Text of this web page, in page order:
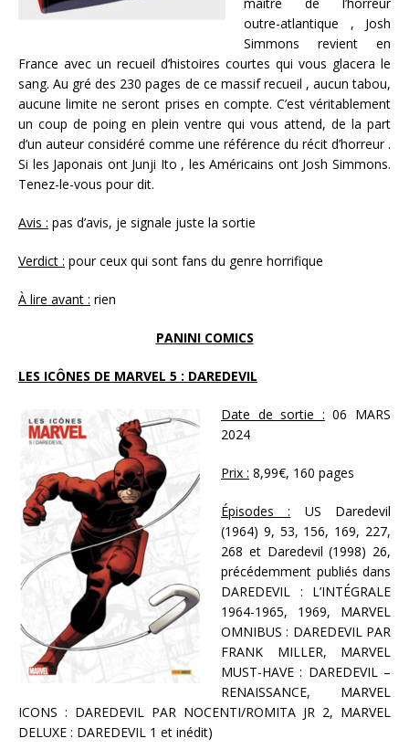
outre-atlantique , Josh
Simmons revient en
France avec un recueil d’histoires courtes qui vous glacera le
sang. Au gré des 230 pages de ce massif recueil , aucun tabou,
aucune limite ne seront prises en compte. C’est véritablement
un coup de poing en plein ventre qui vous attend, de la part
d’un auteur considéré comme une référence du récit d’horreur .
Si les Japonais ont Junji Ito , les Américains ont Josh Simmons.
Tenez-le-vous pour dit.
Avis : pas d’avis, je signale juste la sortie
Verdict : pour ceux qui sont fans du genre horrifique
À lire avant : rien
PANINI COMICS
LES ICÔNES DE MARVEL 5 : DAREDEVIL
Date de sortie : 06 MARS
2024
Prix : 8,99€, 160 pages
Épisodes : US Daredevil
(1964) 9, 53, 156, 169, 227,
268 et Daredevil (1998) 26,
précédemment publiés dans
DAREDEVIL : L’INTÉGRALE
1964-1965, 1969, MARVEL
OMNIBUS : DAREDEVIL PAR
FRANK MILLER, MARVEL
MUST-HAVE : DAREDEVIL –
RENAISSANCE, MARVEL
ICONS : DAREDEVIL PAR NOCENTI/ROMITA JR 2, MARVEL
DELUXE : DAREDEVIL 1 et inédit)